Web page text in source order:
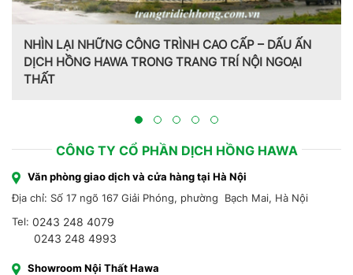
NHÌN LẠI NHỮNG CÔNG TRÌNH CAO CẤP – DẤU ẤN
DỊCH HỒNG HAWA TRONG TRANG TRÍ NỘI NGOẠI
THẤT
CÔNG TY CỔ PHẦN DỊCH HỒNG HAWA
Văn phòng giao dịch và cửa hàng tại Hà Nội
Địa chỉ: Số 17 ngõ 167 Giải Phóng, phường Bạch Mai, Hà Nội
Tel: 0243 248 4079
0243 248 4993
Showroom Nội Thất Hawa